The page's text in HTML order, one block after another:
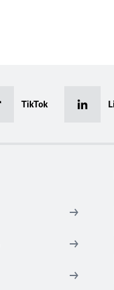
TikTok